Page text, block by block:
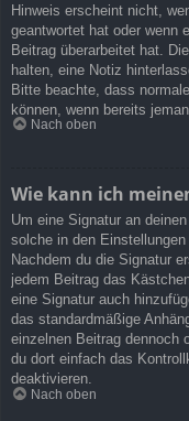
Hinweis erscheint nicht,
geantwortet hat oder wenn
Beitrag überarbeitet hat.
halten, eine Notiz
Bitte beachte, dass
können, wenn bereits
Nach oben
Wie kann ich
Um eine Signatur an
solche in den
Nachdem du die Signatur
jedem Beitrag das
eine Signatur auch
das standardmäßige
einzelnen Beitrag dennoch
du dort einfach das
deaktivieren.
Nach oben